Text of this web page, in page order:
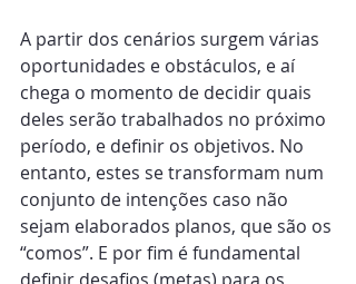
A partir dos cenários surgem várias
oportunidades e obstáculos, e aí
chega o momento de decidir quais
deles serão trabalhados no próximo
período, e definir os objetivos. No
entanto, estes se transformam num
conjunto de intenções caso não
sejam elaborados planos, que são os
“comos”. E por fim é fundamental